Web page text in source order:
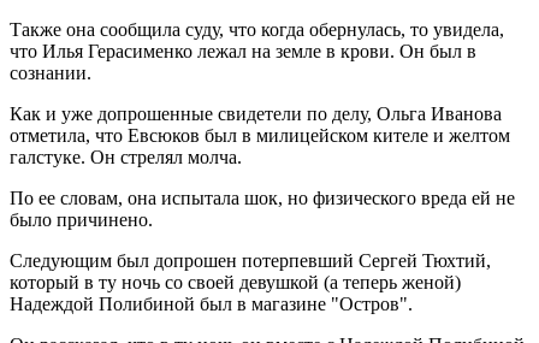
Также она сообщила суду, что когда обернулась, то увидела,
что Илья Герасименко лежал на земле в крови. Он был в
сознании.
Как и уже допрошенные свидетели по делу, Ольга Иванова
отметила, что Евсюков был в милицейском кителе и желтом
галстуке. Он стрелял молча.
По ее словам, она испытала шок, но физического вреда ей не
было причинено.
Следующим был допрошен потерпевший Сергей Тюхтий,
который в ту ночь со своей девушкой (а теперь женой)
Надеждой Полибиной был в магазине "Остров".